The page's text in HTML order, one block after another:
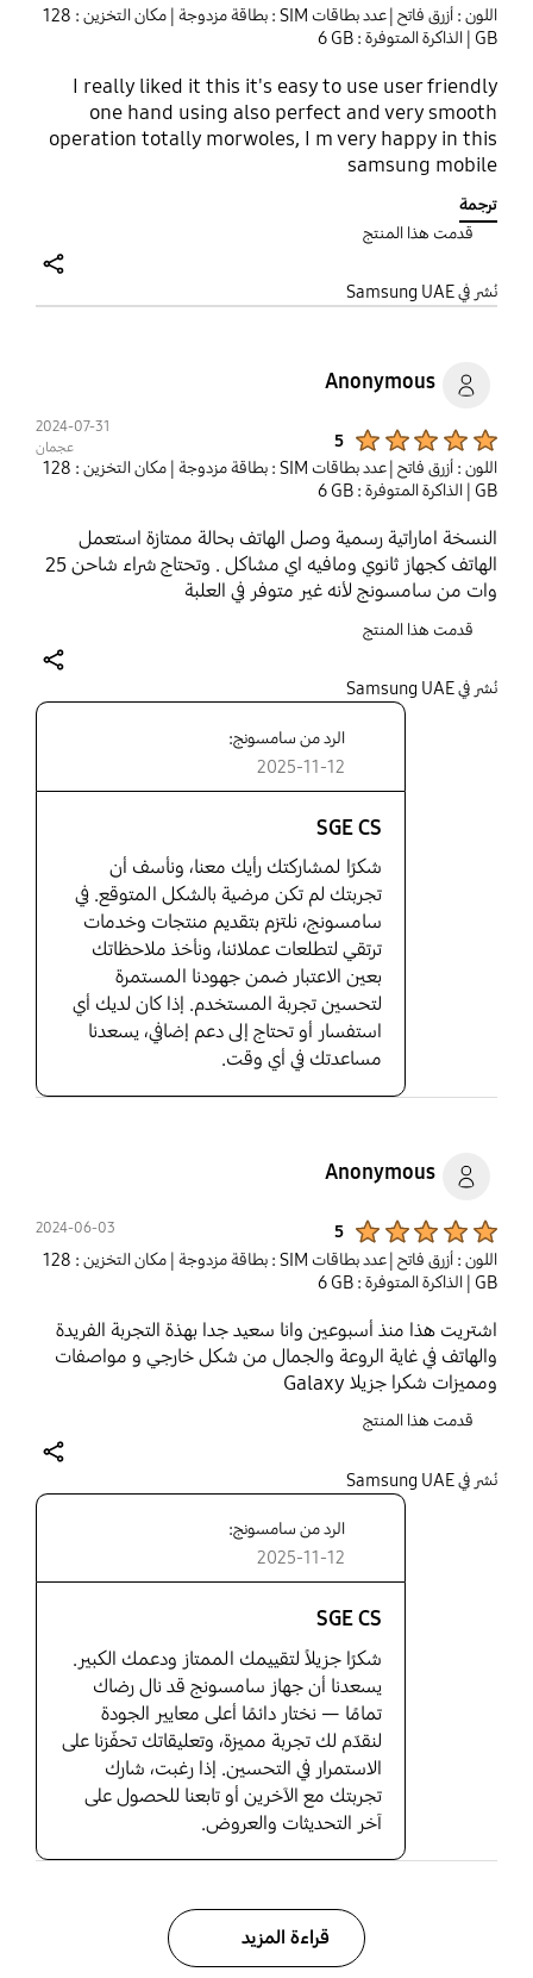
اللون : أزرق فاتح | عدد بطاقات SIM : بطاقة مزدوجة
| مكان التخزين : ‎128
GB‎ | الذاكرة المتوفرة : ‎‎‎6 GB‎‎‎
I really liked it this it's easy to use user friendly
one hand using also perfect and very smooth
operation totally morwoles, I m very happy in this
samsung mobile
ترجمة
قدمت هذا المنتج
نُشر في Samsung UAE
Anonymous
5
2024-07-31
عجمان
اللون : أزرق فاتح | عدد بطاقات SIM : بطاقة مزدوجة
| مكان التخزين : ‎128
GB‎
| الذاكرة المتوفرة : ‎‎‎6 GB‎‎‎
النسخة اماراتية رسمية وصل الهاتف بحالة ممتازة استعمل
الهاتف كجهاز ثانوي ومافيه اي مشاكل . وتحتاج شراء شاحن 25
وات من سامسونج لأنه غير متوفر في العلبة
قدمت هذا المنتج
نُشر في Samsung UAE
الرد من سامسونج:
2025-11-12
SGE CS
شكرًا لمشاركتك رأيك معنا، ونأسف أن
تجربتك لم تكن مرضية بالشكل المتوقع. في
سامسونج، نلتزم بتقديم منتجات وخدمات
ترتقي لتطلعات عملائنا، ونأخذ ملاحظاتك
بعين الاعتبار ضمن جهودنا المستمرة
لتحسين تجربة المستخدم. إذا كان لديك أي
استفسار أو تحتاج إلى دعم إضافي، يسعدنا
مساعدتك في أي وقت.
Anonymous
5
2024-06-03
اللون : أزرق فاتح | عدد بطاقات SIM : بطاقة مزدوجة
| مكان التخزين : ‎128
GB‎ | الذاكرة المتوفرة : ‎‎‎6 GB‎‎‎
اشتريت هذا منذ أسبوعين وانا سعيد جدا بهذة التجربة الفريدة
والهاتف في غاية الروعة والجمال من شكل خارجي و مواصفات
ومميزات شكرا جزيلا Galaxy
قدمت هذا المنتج
نُشر في Samsung UAE
الرد من سامسونج:
2025-11-12
SGE CS
شكرًا جزيلاً لتقييمك الممتاز ودعمك الكبير.
يسعدنا أن جهاز سامسونج قد نال رضاك
تمامًا — نختار دائمًا أعلى معايير الجودة
لنقدّم لك تجربة مميزة، وتعليقاتك تحفّزنا على
الاستمرار في التحسين. إذا رغبت، شارك
تجربتك مع الآخرين أو تابعنا للحصول على
آخر التحديثات والعروض.
قراءة المزيد